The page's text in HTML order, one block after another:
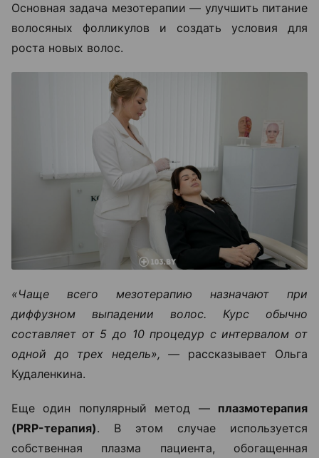
Основная задача мезотерапии — улучшить питание
волосяных фолликулов и создать условия для
роста новых волос.
«Чаще всего мезотерапию назначают при
диффузном выпадении волос. Курс обычно
составляет от 5 до 10 процедур с интервалом от
одной до трех недель», — рассказывает Ольга
Кудаленкина.
Еще один популярный метод — плазмотерапия
(PRP-терапия). В этом случае используется
собственная плазма пациента, обогащенная